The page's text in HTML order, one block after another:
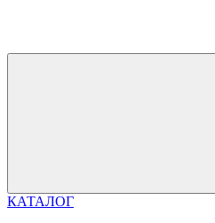
КАТАЛОГ